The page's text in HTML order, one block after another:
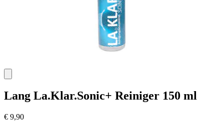
Lang La.Klar.Sonic+ Reiniger 150 ml
€ 9,90